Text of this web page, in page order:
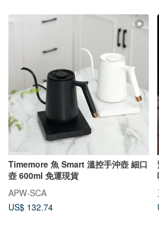
Timemore 魚 Smart 溫控手沖壺 細口
壺 600ml 免運現貨
APW-SCA
US$ 132.74